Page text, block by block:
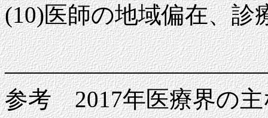
(10)医師の地域偏在、診
参考 2017年医療界の主